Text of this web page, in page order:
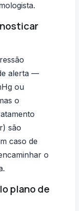
alerta —
ou
o
são
caso de
o
plano de